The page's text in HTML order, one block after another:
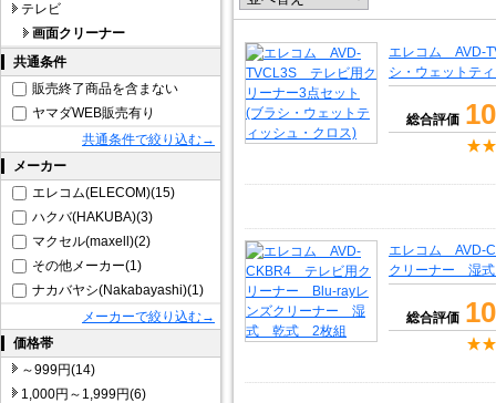
テレビ
画面クリーナー
共通条件
販売終了商品を含まない
ヤマダWEB販売有り
共通条件で絞り込む→
メーカー
エレコム(ELECOM)(15)
ハクバ(HAKUBA)(3)
マクセル(maxell)(2)
その他メーカー(1)
ナカバヤシ(Nakabayashi)(1)
メーカーで絞り込む→
価格帯
～999円(14)
1,000円～1,999円(6)
エレコム AVD-
シ・ウェットテ
総合評価
エレコム AVD-
クリーナー 湿
総合評価